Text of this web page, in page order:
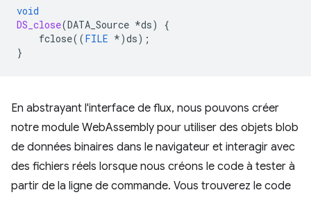
void
DS_close(DATA_Source *ds)
{
fclose((FILE *)ds);
}
En abstrayant l'interface de flux, nous pouvons créer
notre module WebAssembly pour utiliser des objets blob
de données binaires dans le navigateur et interagir avec
des fichiers réels lorsque nous créons le code à tester à
partir de la ligne de commande. Vous trouverez le code